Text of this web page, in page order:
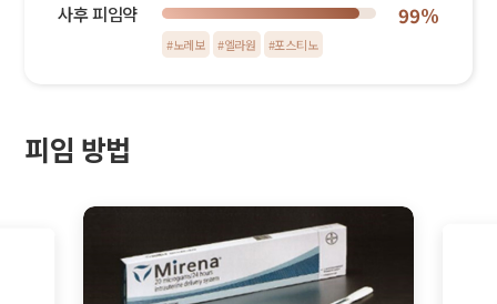
사후 피임약
#노레보 #엘라원 #포스티노
99%
피임 방법